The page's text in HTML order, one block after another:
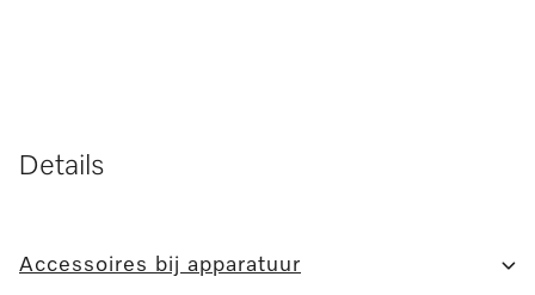
Details
Accessoires bij apparatuur